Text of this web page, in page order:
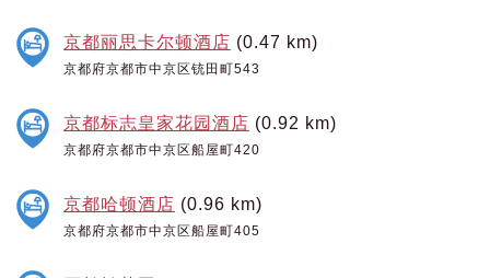
京都丽思卡尔顿酒店 (0.47 km)
京都府京都市中京区铳田町543
京都标志皇家花园酒店 (0.92 km)
京都府京都市中京区船屋町420
京都哈顿酒店 (0.96 km)
京都府京都市中京区船屋町405